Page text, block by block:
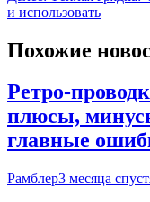
и использовать
Похожие
Ретро-
плюсы,
главные
Рамблер3 месяца